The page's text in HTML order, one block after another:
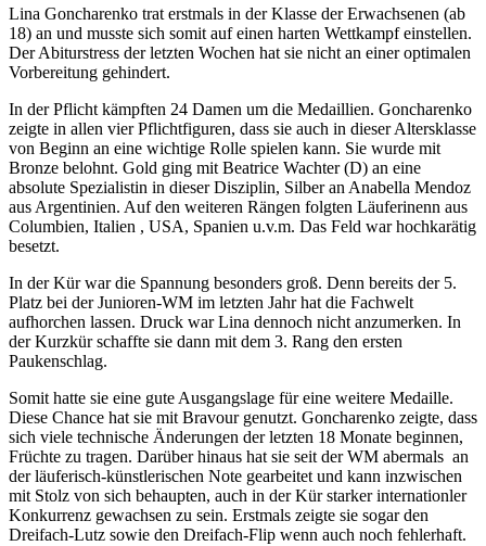
Lina Goncharenko trat erstmals in der Klasse der Erwachsenen (ab
18) an und musste sich somit auf einen harten Wettkampf einstellen.
Der Abiturstress der letzten Wochen hat sie nicht an einer optimalen
Vorbereitung gehindert.
In der Pflicht kämpften 24 Damen um die Medaillien. Goncharenko
zeigte in allen vier Pflichtfiguren, dass sie auch in dieser Altersklasse
von Beginn an eine wichtige Rolle spielen kann. Sie wurde mit
Bronze belohnt. Gold ging mit Beatrice Wachter (D) an eine
absolute Spezialistin in dieser Disziplin, Silber an Anabella Mendoz
aus Argentinien. Auf den weiteren Rängen folgten Läuferinenn aus
Columbien, Italien , USA, Spanien u.v.m. Das Feld war hochkarätig
besetzt.
In der Kür war die Spannung besonders groß. Denn bereits der 5.
Platz bei der Junioren-WM im letzten Jahr hat die Fachwelt
aufhorchen lassen. Druck war Lina dennoch nicht anzumerken. In
der Kurzkür schaffte sie dann mit dem 3. Rang den ersten
Paukenschlag.
Somit hatte sie eine gute Ausgangslage für eine weitere Medaille.
Diese Chance hat sie mit Bravour genutzt. Goncharenko zeigte, dass
sich viele technische Änderungen der letzten 18 Monate beginnen,
Früchte zu tragen. Darüber hinaus hat sie seit der WM abermals an
der läuferisch-künstlerischen Note gearbeitet und kann inzwischen
mit Stolz von sich behaupten, auch in der Kür starker internationler
Konkurrenz gewachsen zu sein. Erstmals zeigte sie sogar den
Dreifach-Lutz sowie den Dreifach-Flip wenn auch noch fehlerhaft.